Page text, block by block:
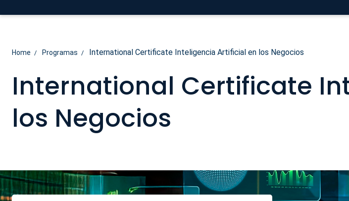
Home Programas International Certificate Inteligencia Artificial en los Negocios
International Certificate
los Negocios